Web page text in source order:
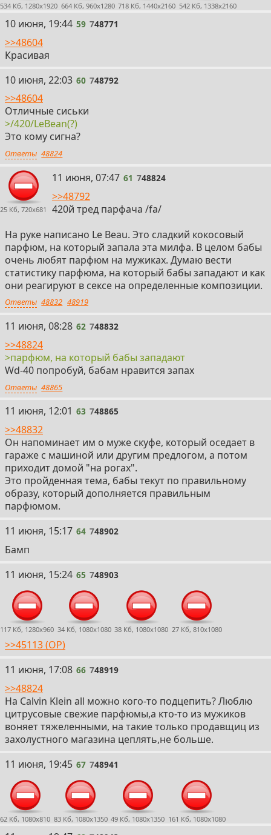
534 Кб, 1280x1920 664 Кб, 960x1280 718 Кб, 1440x2160 542 Кб, 1338x2160
59
10 июня, 19:44 59 748771
>>48604
Красивая
60
10 июня, 22:03 60 748792
>>48604
Отличные сиськи
>/420/LeBean(?)
Это кому сигна?
Ответы 48824
25 Кб, 720x681
61
11 июня, 07:47 61 748824
>>48792
420й тред парфача /fa/
На руке написано Le Beau. Это сладкий кокосовый
парфюм, на который запала эта милфа. В целом бабы
очень любят парфюм на мужиках. Думаю вести
статистику парфюма, на который бабы западают и как
они реагируют в сексе на определенные композиции.
Ответы 48832 48919
62
11 июня, 08:28 62 748832
>>48824
>парфюм, на который бабы западают
Wd-40 попробуй, бабам нравится запах
Ответы 48865
63
11 июня, 12:01 63 748865
>>48832
Он напоминает им о муже скуфе, который оседает в
гараже с машиной или другим предлогом, а потом
приходит домой "на рогах".
Это пройденная тема, бабы текут по правильному
образу, который дополняется правильным
парфюмом.
64
11 июня, 15:17 64 748902
Бамп
65
11 июня, 15:24 65 748903
117 Кб, 1280x960 34 Кб, 1080x1080 38 Кб, 1080x1080 27 Кб, 810x1080
>>45113 (OP)
66
11 июня, 17:08 66 748919
>>48824
На Calvin Klein all можно кого-то подцепить? Люблю
цитрусовые свежие парфюмы,а кто-то из мужиков
воняет тяжеленными, на такие только продавщиц из
захолустного магазина цеплять,не больше.
67
11 июня, 19:45 67 748941
62 Кб, 1080x810 83 Кб, 1080x1350 49 Кб, 1080x1350 161 Кб, 1080x1080